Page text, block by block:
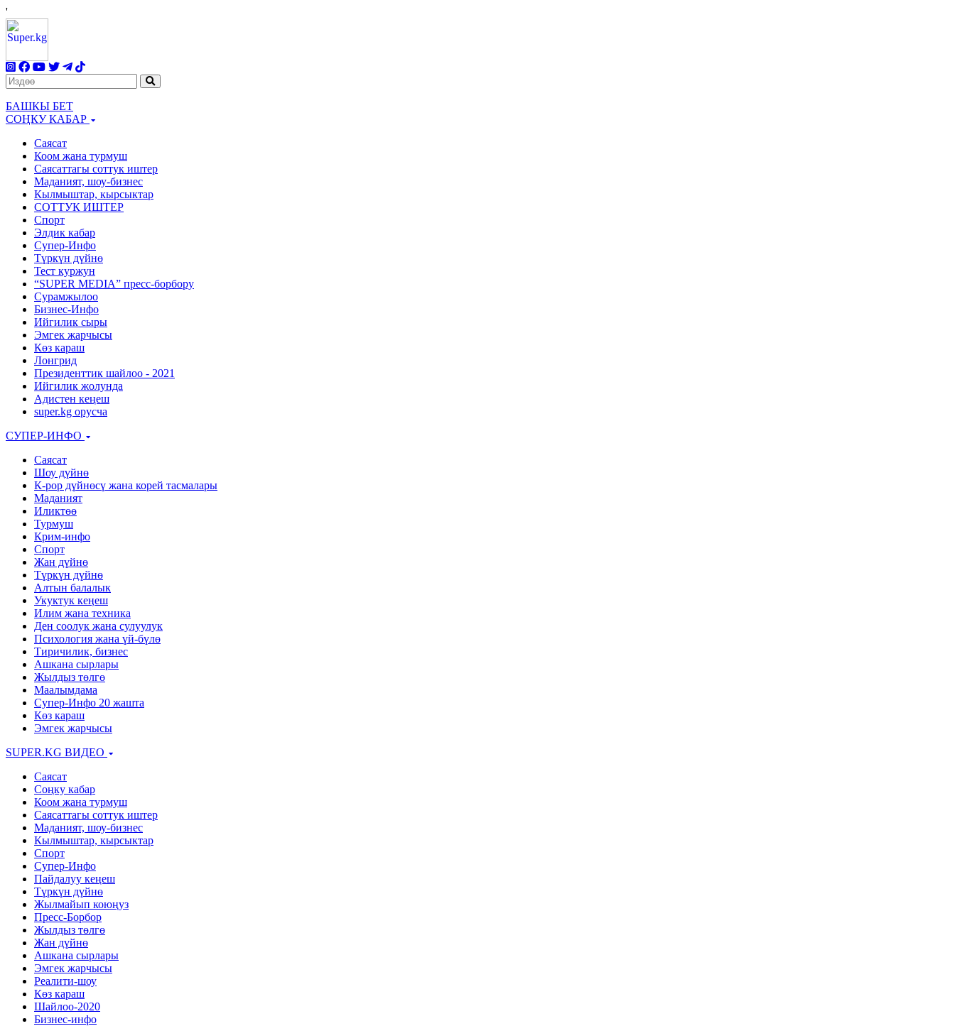
'
БАШКЫ БЕТ
СОҢКУ КАБАР
Саясат
Коом жана турмуш
Саясаттагы соттук иштер
Маданият, шоу-бизнес
Кылмыштар, кырсыктар
СОТТУК ИШТЕР
Спорт
Элдик кабар
Супер-Инфо
Түркүн дүйнө
Тест куржун
“SUPER MEDIA” пресс-борбору
Сурамжылоо
Бизнес-Инфо
Ийгилик сыры
Эмгек жарчысы
Көз караш
Лонгрид
Президенттик шайлоо - 2021
Ийгилик жолунда
Адистен кеңеш
super.kg орусча
СУПЕР-ИНФО
Саясат
Шоу дүйнө
К-рор дүйнөсү жана корей тасмалары
Маданият
Иликтөө
Турмуш
Крим-инфо
Спорт
Жан дүйнө
Түркүн дүйнө
Алтын балалык
Укуктук кеӊеш
Илим жана техника
Ден соолук жана сулуулук
Психология жана үй-бүлө
Тиричилик, бизнес
Ашкана сырлары
Жылдыз төлгө
Маалымдама
Супер-Инфо 20 жашта
Көз караш
Эмгек жарчысы
SUPER.KG ВИДЕО
Саясат
Cоңку кабар
Коом жана турмуш
Саясаттагы соттук иштер
Маданият, шоу-бизнес
Кылмыштар, кырсыктар
Спорт
Супер-Инфо
Пайдалуу кеңеш
Түркүн дүйнө
Жылмайып коюңуз
Пресс-Борбор
Жылдыз төлгө
Жан дүйнө
Ашкана сырлары
Эмгек жарчысы
Реалити-шоу
Көз караш
Шайлоо-2020
Бизнес-инфо